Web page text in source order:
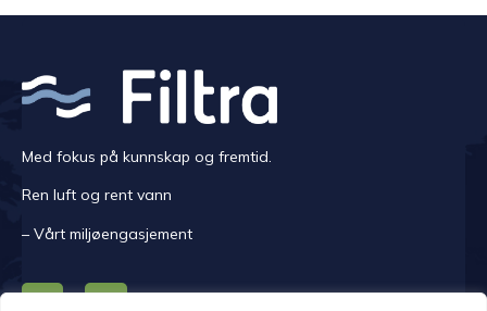
Med fokus på kunnskap og fremtid.
Ren luft og rent vann
– Vårt miljøengasjement